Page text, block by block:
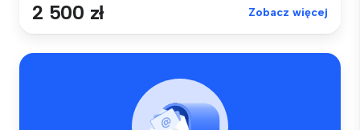
2 500 zł Zobacz więcej